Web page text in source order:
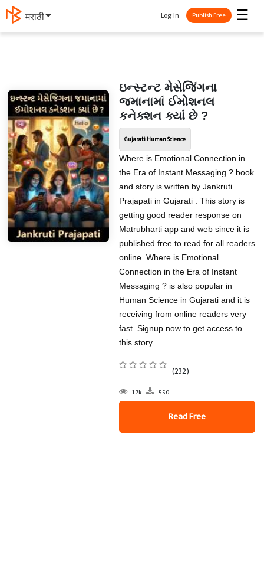
मराठी ☰
Log In Publish Free
ઇન્સ્ટન્ટ મેસેજિંગના
જમાનામાં ઈમોશનલ
કનેક્શન ક્યાં છે ?
Gujarati Human Science
Where is Emotional Connection in
the Era of Instant Messaging ? book
and story is written by Jankruti
Prajapati in Gujarati . This story is
getting good reader response on
Matrubharti app and web since it is
published free to read for all readers
online. Where is Emotional
Connection in the Era of Instant
Messaging ? is also popular in
Human Science in Gujarati and it is
receiving from online readers very
fast. Signup now to get access to
this story.
(232)
1.7k 550
Read Free